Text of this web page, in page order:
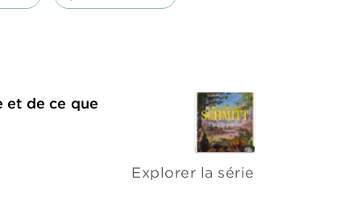
et de ce que
Explorer la série